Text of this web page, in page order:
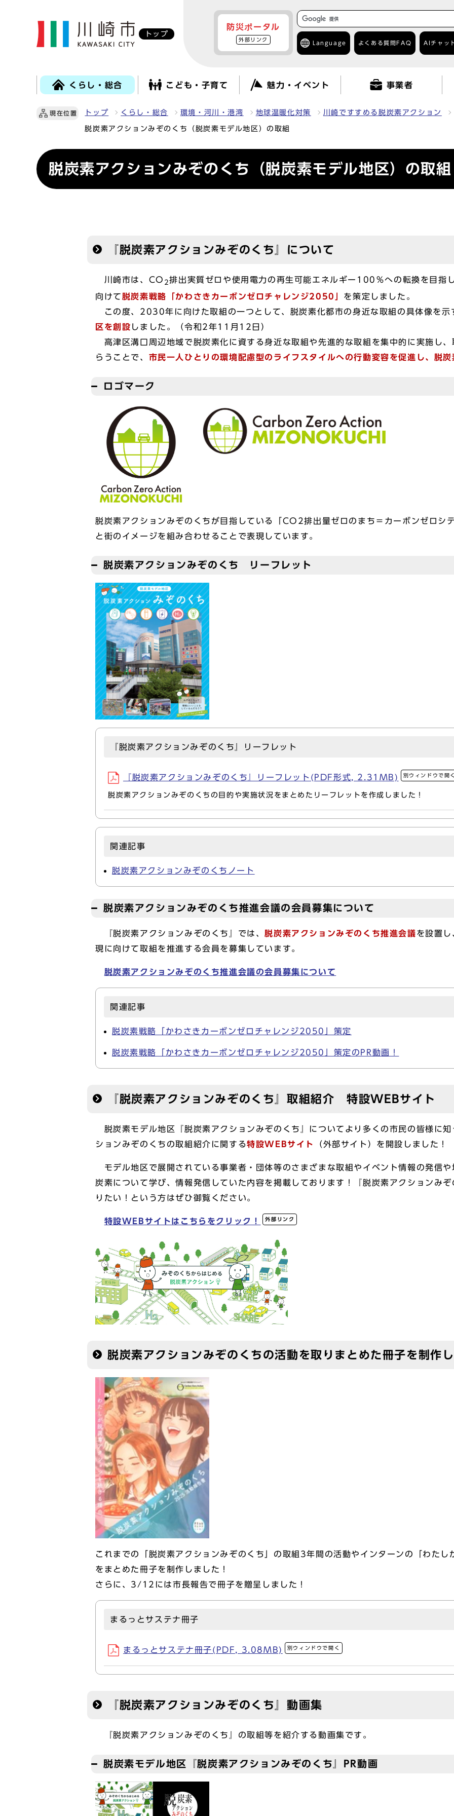
トップ
防災ポータル
外部リンク
Language よくある質問 FAQ AIチャッ
くらし・総合 こども・子育て 魅力・イベント 事業者
現在位置 トップ くらし・総合 環境・河川・港湾 地球温暖化対策 川崎ですすめる脱炭素アクション
脱炭素アクションみぞのくち（脱炭素モデル地区）の取組
脱炭素アクションみぞのくち（脱炭素モデル地区）の取組
『脱炭素アクションみぞのくち』について
川崎市は、CO 2排出実質ゼロや使用電力の再生可能エネルギー100％への転換を目指
向けて脱炭素戦略「かわさきカーボンゼロチャレンジ2050」 を策定しました。
この度、2030年に向けた取組の一つとして、脱炭素化都市の身近な取組の具体像を示
区を創設 しました。（令和2年11月12日）
高津区溝口周辺地域で脱炭素化に資する身近な取組や先進的な取組を集中的に実施し
らうことで、 市民一人ひとりの環境配慮型のライフスタイルへの行動変容を促進し、脱
ロゴマーク
脱炭素アクションみぞのくちが目指している「CO2排出量ゼロのまち＝カーボンゼロシ
と街のイメージを組み合わせることで表現しています。
脱炭素アクションみぞのくち リーフレット
『脱炭素アクションみぞのくち』リーフレット
『脱炭素アクションみぞのくち』リーフレット(PDF形式, 2.31MB) 別ウィンドウで開
脱炭素アクションみぞのくちの目的や実施状況をまとめたリーフレットを作成しました！
関連記事
脱炭素アクションみぞのくちノート
脱炭素アクションみぞのくち推進会議の会員募集について
『脱炭素アクションみぞのくち』では、脱炭素アクションみぞのくち推進会議を設置
現に向けて取組を推進する会員を募集しています。
脱炭素アクションみぞのくち推進会議の会員募集について
関連記事
脱炭素戦略「かわさきカーボンゼロチャレンジ2050」策定
脱炭素戦略「かわさきカーボンゼロチャレンジ2050」策定のPR動画！
『脱炭素アクションみぞのくち』取組紹介 特設WEBサイト
脱炭素モデル地区『脱炭素アクションみぞのくち』についてより多くの市民の皆様に
ションみぞのくちの取組紹介に関する特設WEBサイト （外部サイト）を開設しました！
モデル地区で展開されている事業者・団体等のさまざまな取組やイベント情報の発信
炭素について学び、情報発信していた内容を掲載しております！『脱炭素アクションみ
りたい！という方はぜひ御覧ください。
特設WEBサイトはこちらをクリック！ 外部リンク
脱炭素アクションみぞのくちの活動を取りまとめた冊子を制作
これまでの「脱炭素アクションみぞのくち」の取組3年間の活動やインターンの「わた
をまとめた冊子を制作しました！
さらに、3/12には市長報告で冊子を贈呈しました！
まるっとサステナ冊子
まるっとサステナ冊子(PDF, 3.08MB) 別ウィンドウで開く
『脱炭素アクションみぞのくち』動画集
『脱炭素アクションみぞのくち』の取組等を紹介する動画集です。
脱炭素モデル地区『脱炭素アクションみぞのくち』PR動画